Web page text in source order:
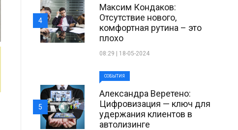
Максим Кондаков:
Отсутствие нового,
комфортная рутина – это
плохо
08:29 | 18-05-2024
4
СОБЫТИЯ
Александра Веретено:
Цифровизация — ключ для
удержания клиентов в
автолизинге
5